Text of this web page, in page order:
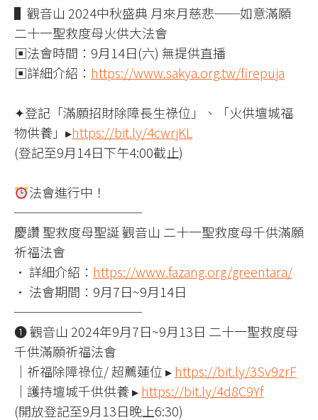
▌觀音山 2024中秋盛典 月來月慈悲──如意滿願
二十一聖救度母火供大法會
▣法會時間：9月14日(六) 無提供直播
▣詳細介紹： https://www.sakya.org.tw/firepuja
✦登記「滿願招財除障長生祿位」、「火供壇城福
物供養」▸https://bit.ly/4cwrjKL
(登記至9月14日下午4:00截止)
法會進行中！
──────────
慶讚 聖救度母聖誕 觀音山 二十一聖救度母千供滿願
祈福法會
• 詳細介紹： https://www.fazang.org/greentara/
• 法會期間：9月7日~9月14日
──────────
❶ 觀音山 2024年9月7日~9月13日 二十一聖救度母
千供滿願祈福法會
｜祈福除障祿位/ 超薦蓮位 ▸https://bit.ly/3Sv9zrF
｜護持壇城千供供養 ▸https://bit.ly/4d8C9Yf
(開放登記至9月13日晚上6:30)